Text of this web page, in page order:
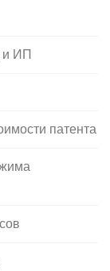
и ИП
патента